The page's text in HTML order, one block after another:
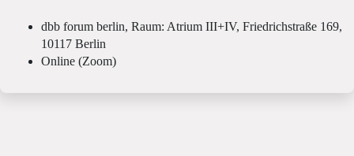
dbb forum berlin, Raum: Atrium III+IV, Friedrichstraße 169,
10117 Berlin
Online (Zoom)